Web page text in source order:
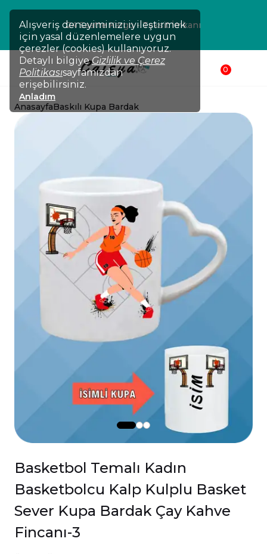
Alışveriş deneyiminizi iyileştirmek
için yasal düzenlemelere uygun
çerezler (cookies) kullanıyoruz.
Detaylı bilgiye Gizlilik ve Çerez
Politikasısayfamızdan
erişebilirsiniz.
Anladım
24 Saatte Kargo - Taksit İmkanı
0
AnasayfaBaskılı Kupa Bardak
Basketbol Temalı Kadın
Basketbolcu Kalp Kulplu Basket
Sever Kupa Bardak Çay Kahve
Fincanı-3